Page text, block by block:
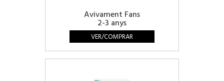
Avivament Fans
2-3 anys
VER/COMPRAR